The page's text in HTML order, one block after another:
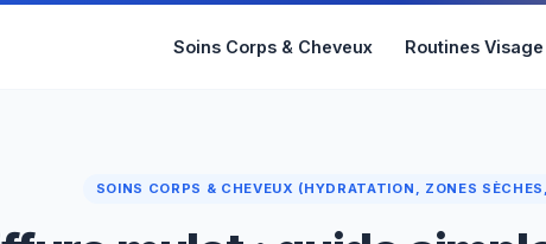
Soins Corps & Cheveux Routines Visage
SOINS CORPS & CHEVEUX (HYDRATATION, ZONES